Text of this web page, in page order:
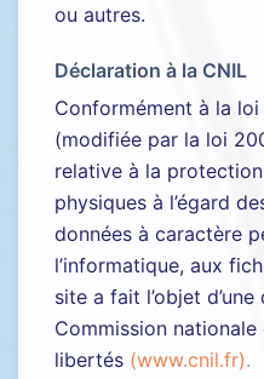
ou autres.
Déclaration à la CNIL
Conformément à la
(modifiée par la loi
relative à la
physiques à l’égard
données à caractère
l’informatique, aux
site a fait l’objet
Commission
libertés (www.cnil.fr).